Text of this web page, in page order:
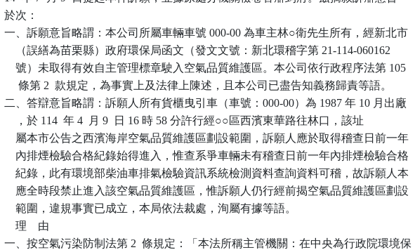
於次：
一、訴願意旨略謂：本公司所屬車輛車號 000-00 為車主林○衛先生所有，經新北市
    （誤繕為苗栗縣）政府環保局函文（發文文號：新北環稽字第 21-114-060162
    號）未取得有效自主管理標章駛入空氣品質維護區。本公司依行政程序法第 105
     條第 2  款規定，為事實上及法律上陳述，且本公司已盡告知義務歸責等語。
二、答辯意旨略謂：訴願人所有貨櫃曳引車（車號：000-00）為 1987 年 10 月出廠
    ，於 114  年 4  月 9  日 16 時 58 分許行經○○區西濱東華路往林口，該址
    屬本市公告之西濱海岸空氣品質維護區劃設範圍，訴願人應於取得稽查日前一年
    內排煙檢驗合格紀錄始得進入，惟查系爭車輛未有稽查日前一年內排煙檢驗合格
    紀錄，此有環境部柴油車排氣檢驗資訊系統檢測資料查詢資料可稽，故訴願人本
    應全時段禁止進入該空氣品質維護區，惟訴願人仍行經前揭空氣品質維護區劃設
    範圍，違規事實已成立，本局依法裁處，洵屬有據等語。
    理    由
一、按空氣污染防制法第 2  條規定：「本法所稱主管機關：在中央為行政院環境保